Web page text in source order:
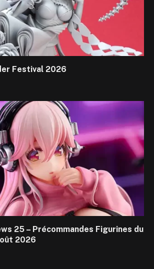
Festival 2026
25 – Précommandes Figurines du
2026